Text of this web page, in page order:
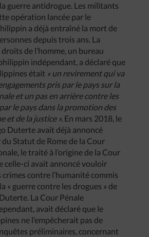
guerre antidrogue. Les militants
opération lancée par le
a déjà entraîné la mort de
depuis trois ans. La
de l’homme, un bureau
indépendant, a déclaré que
était « un revirement qui va
pris par le pays sur la
et un pas en arrière contre les
le pays dans la promotion des
et de la justice ». En mars 2018, le
Duterte avait déjà annoncé
Statut de Rome de la Cour
le traité à l’origine de la Cour
celle-ci avait annoncé vouloir
contre l’humanité commis
« guerre contre les drogues » de
La Cour Pénale
avait déclaré que le
ne l’empêcherait pas de
préliminaires, concernant